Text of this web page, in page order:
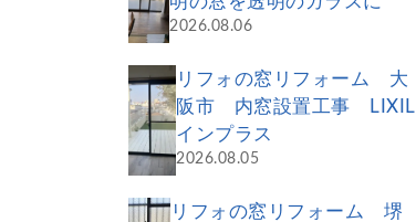
2026.08.06
リフォの窓リフォーム 大
阪市 内窓設置工事 LIXIL
インプラス
2026.08.05
リフォの窓リフォーム 堺